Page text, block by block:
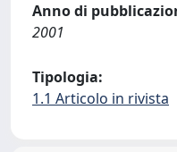
Anno di
2001
Tipologia:
1.1 Articolo in rivista